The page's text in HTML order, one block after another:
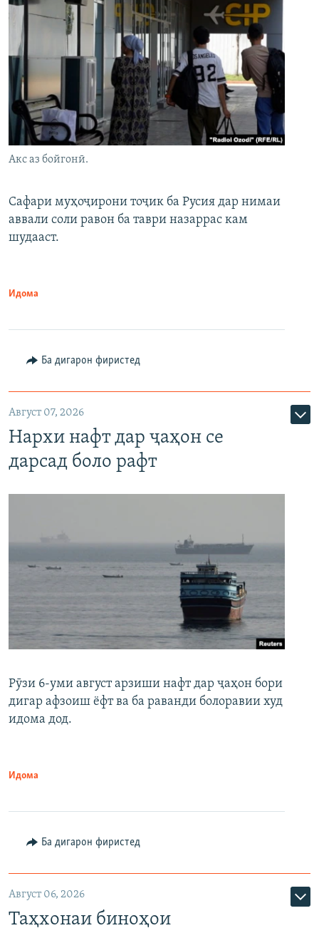
Акс аз бойгонӣ.
Сафари муҳоҷирони тоҷик ба Русия дар нимаи
аввали соли равон ба таври назаррас кам
шудааст.
Идома
Ба дигарон фиристед
Август 07, 2026
Нархи нафт дар ҷаҳон се
дарсад боло рафт
Рӯзи 6-уми август арзиши нафт дар ҷаҳон бори
дигар афзоиш ёфт ва ба раванди болоравии худ
идома дод.
Идома
Ба дигарон фиристед
Август 06, 2026
Таҳхонаи биноҳои